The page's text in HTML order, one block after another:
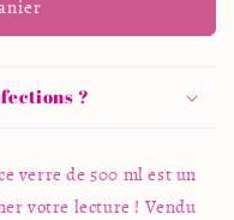
?
verre de 500 ml est un
votre lecture ! Vendu